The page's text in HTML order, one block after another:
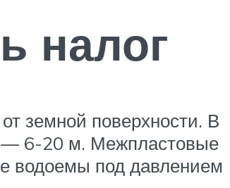
налог
земной поверхности. В
— 6-20 м. Межпластовые
водоемы под давлением